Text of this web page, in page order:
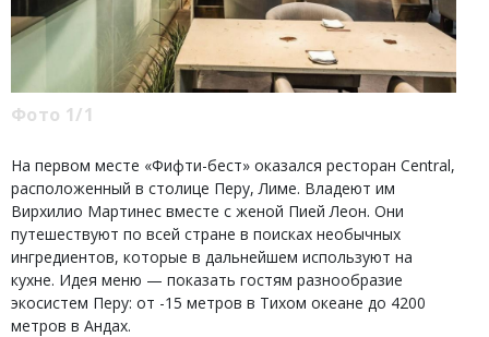
Фото 1/1
На первом месте «Фифти-бест» оказался ресторан Central,
расположенный в столице Перу, Лиме. Владеют им
Вирхилио Мартинес вместе с женой Пией Леон. Они
путешествуют по всей стране в поисках необычных
ингредиентов, которые в дальнейшем используют на
кухне. Идея меню — показать гостям разнообразие
экосистем Перу: от -15 метров в Тихом океане до 4200
метров в Андах.